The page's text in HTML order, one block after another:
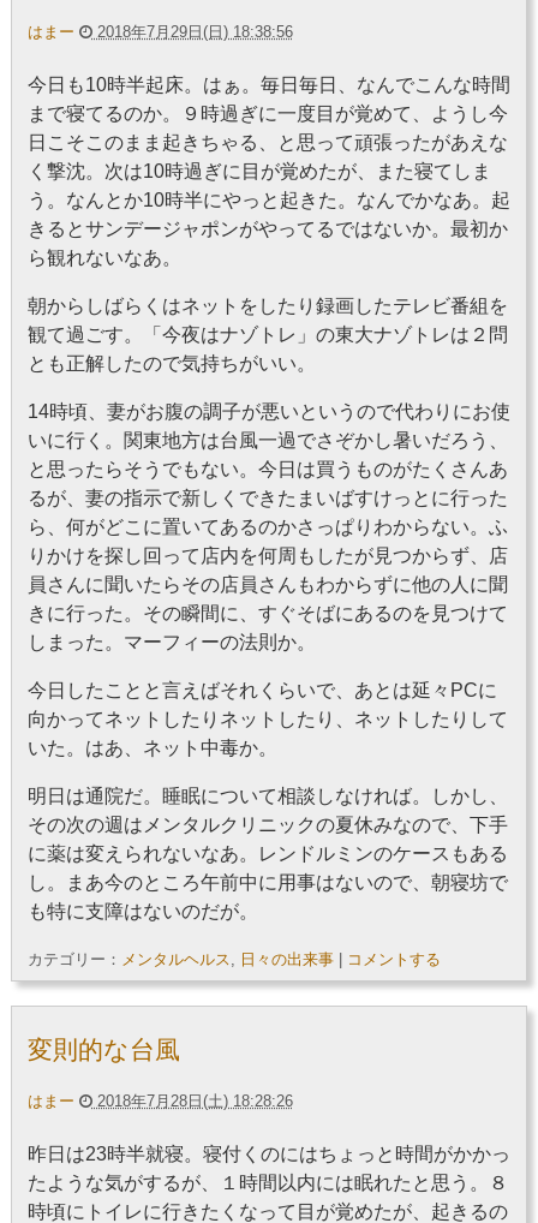
はまー 2018年7月29日(日) 18:38:56
今日も10時半起床。はぁ。毎日毎日、なんでこんな時間
まで寝てるのか。９時過ぎに一度目が覚めて、ようし今
日こそこのまま起きちゃる、と思って頑張ったがあえな
く撃沈。次は10時過ぎに目が覚めたが、また寝てしま
う。なんとか10時半にやっと起きた。なんでかなあ。起
きるとサンデージャポンがやってるではないか。最初か
ら観れないなあ。
朝からしばらくはネットをしたり録画したテレビ番組を
観て過ごす。「今夜はナゾトレ」の東大ナゾトレは２問
とも正解したので気持ちがいい。
14時頃、妻がお腹の調子が悪いというので代わりにお使
いに行く。関東地方は台風一過でさぞかし暑いだろう、
と思ったらそうでもない。今日は買うものがたくさんあ
るが、妻の指示で新しくできたまいばすけっとに行った
ら、何がどこに置いてあるのかさっぱりわからない。ふ
りかけを探し回って店内を何周もしたが見つからず、店
員さんに聞いたらその店員さんもわからずに他の人に聞
きに行った。その瞬間に、すぐそばにあるのを見つけて
しまった。マーフィーの法則か。
今日したことと言えばそれくらいで、あとは延々PCに
向かってネットしたりネットしたり、ネットしたりして
いた。はあ、ネット中毒か。
明日は通院だ。睡眠について相談しなければ。しかし、
その次の週はメンタルクリニックの夏休みなので、下手
に薬は変えられないなあ。レンドルミンのケースもある
し。まあ今のところ午前中に用事はないので、朝寝坊で
も特に支障はないのだが。
カテゴリー： メンタルヘルス, 日々の出来事 コメントする
変則的な台風
はまー 2018年7月28日(土) 18:28:26
昨日は23時半就寝。寝付くのにはちょっと時間がかかっ
たような気がするが、１時間以内には眠れたと思う。８
時頃にトイレに行きたくなって目が覚めたが、起きるの